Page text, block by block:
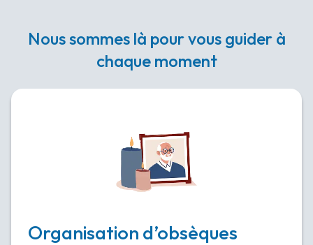
Nous sommes là pour vous guider à
chaque moment
Organisation d’obsèques